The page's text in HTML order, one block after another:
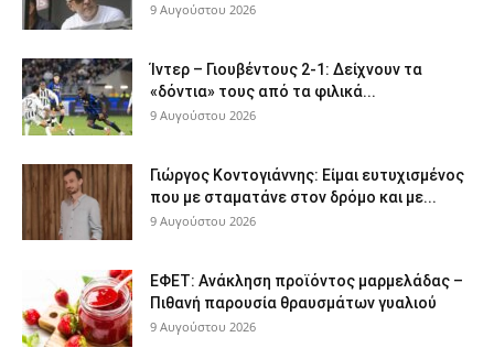
9 Αυγούστου 2026
Ίντερ – Γιουβέντους 2-1: Δείχνουν τα
«δόντια» τους από τα φιλικά...
9 Αυγούστου 2026
Γιώργος Κοντογιάννης: Είμαι ευτυχισμένος
που με σταματάνε στον δρόμο και με...
9 Αυγούστου 2026
ΕΦΕΤ: Ανάκληση προϊόντος μαρμελάδας –
Πιθανή παρουσία θραυσμάτων γυαλιού
9 Αυγούστου 2026